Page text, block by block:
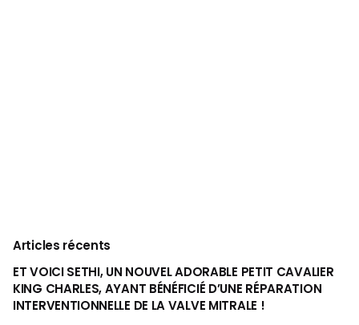
Articles récents
ET VOICI SETHI, UN NOUVEL ADORABLE PETIT CAVALIER
KING CHARLES, AYANT BÉNÉFICIÉ D’UNE RÉPARATION
INTERVENTIONNELLE DE LA VALVE MITRALE !